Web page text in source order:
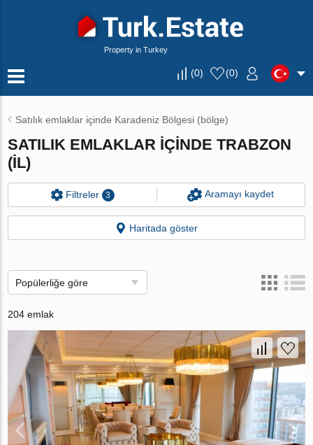
Property in Turkey
(0) (0)
Satılık emlaklar içinde Karadeniz Bölgesi (bölge)
SATILIK EMLAKLAR IÇINDE TRABZON
(IL)
Filtreler 3 Aramayı kaydet
Haritada göster
Popülerliğe göre
204 emlak